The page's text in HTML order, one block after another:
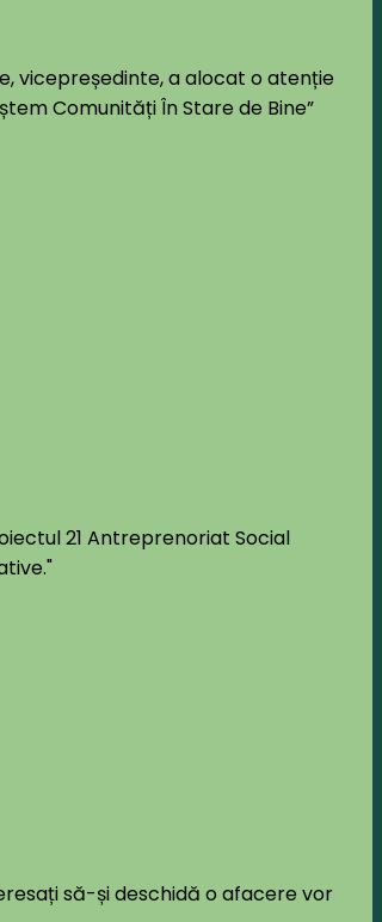
vicepreședinte, a alocat o atenție
Comunități În Stare de Bine”
21 Antreprenoriat Social
să-și deschidă o afacere vor